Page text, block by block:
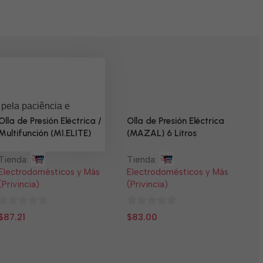
de Presión Eléctrica /
(MI.ELITE)
y Más
87.21
Olla de Presión Eléctrica
(MAZAL) 6 Litros
Tienda:
Electrodomésticos y Más
(Privincia)
0
$83.00
paciência e